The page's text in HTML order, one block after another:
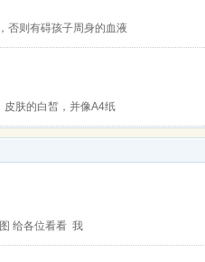
否则有碍孩子周身的血液
皮肤的白皙，并像A4纸
给各位看看 我